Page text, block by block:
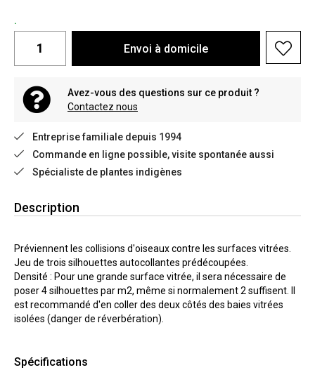
.
Envoi à domicile
Avez-vous des questions sur ce produit ?
Contactez nous
Entreprise familiale depuis 1994
Commande en ligne possible, visite spontanée aussi
Spécialiste de plantes indigènes
Description
Préviennent les collisions d'oiseaux contre les surfaces vitrées.
Jeu de trois silhouettes autocollantes prédécoupées.
Densité : Pour une grande surface vitrée, il sera nécessaire de
poser 4 silhouettes par m2, même si normalement 2 suffisent. Il
est recommandé d'en coller des deux côtés des baies vitrées
isolées (danger de réverbération).
Spécifications